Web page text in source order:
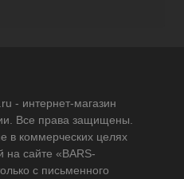
- интернет-магазин
Все права защищены.
в коммерческих целях
сайте «BARS-
с письменного